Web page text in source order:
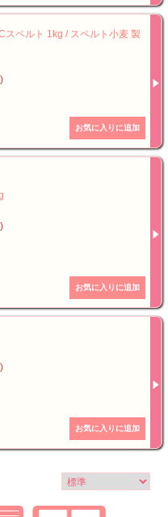
スペルト 1kg / スペルト小麦 製